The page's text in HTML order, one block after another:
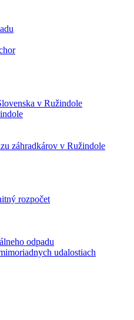
v Ružindole
záhradkárov v Ružindole
rozpočet
odpadu
udalostiach